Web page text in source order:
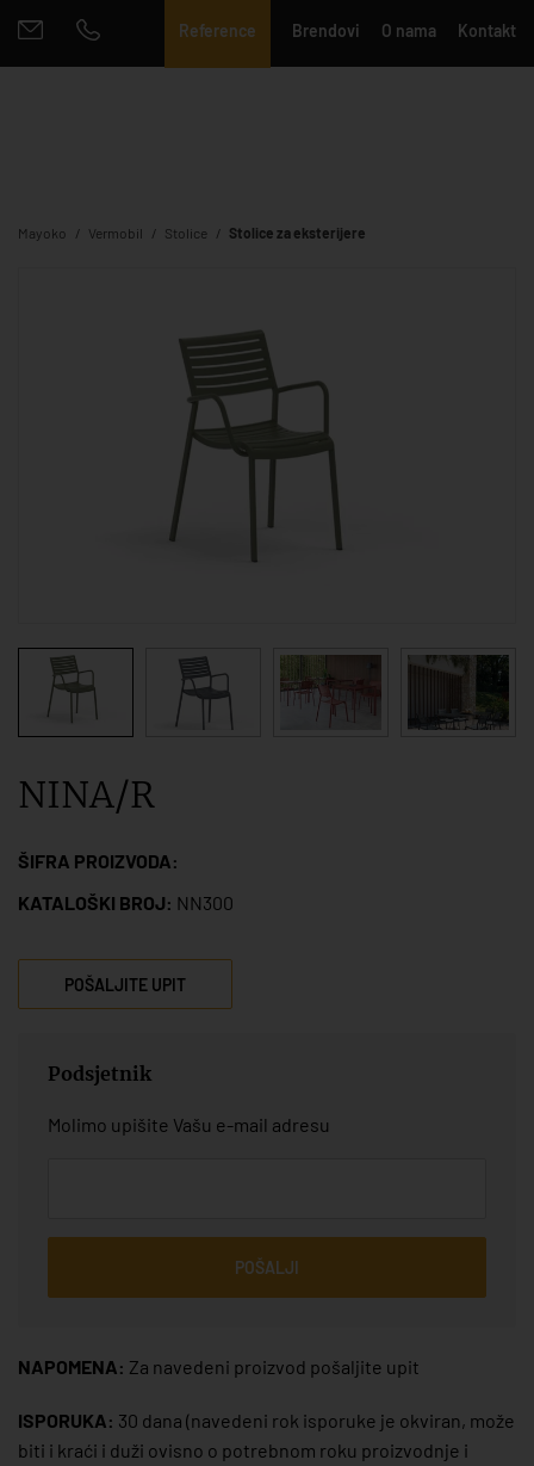
Reference Brendovi O nama Kontakt
Mayoko Vermobil Stolice Stolice za eksterijere
NINA/R
ŠIFRA PROIZVODA:
KATALOŠKI BROJ: NN300
POŠALJITE UPIT
Podsjetnik
Molimo upišite Vašu e-mail adresu
POŠALJI
NAPOMENA: Za navedeni proizvod pošaljite upit
ISPORUKA: 30 dana (navedeni rok isporuke je okviran, može
biti i kraći i duži ovisno o potrebnom roku proizvodnje i